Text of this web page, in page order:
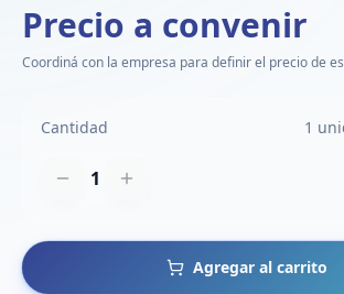
Precio a convenir
Coordiná con la empresa para definir el precio de
Cantidad 1
1
Agregar al carrito